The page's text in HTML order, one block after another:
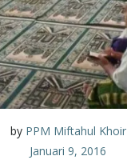
by PPM Miftahul Khoir
Januari 9, 2016